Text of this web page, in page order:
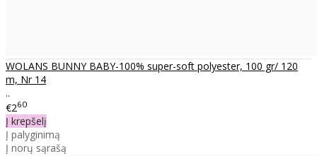
WOLANS BUNNY BABY-100% super-soft polyester, 100 gr/ 120
m, Nr 14
..
€260
Į krepšelį
Į palyginimą
Į norų sąrašą